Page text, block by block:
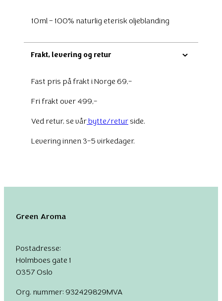
10ml – 100% naturlig eterisk oljeblanding
Frakt, levering og retur
Fast pris på frakt i Norge 69,-
Fri frakt over 499,-
Ved retur, se vårbytte/retur side.
Levering innen 3-5 virkedager.
Green Aroma
Postadresse:
Holmboes gate 1
0357 Oslo
Org. nummer: 932429829MVA